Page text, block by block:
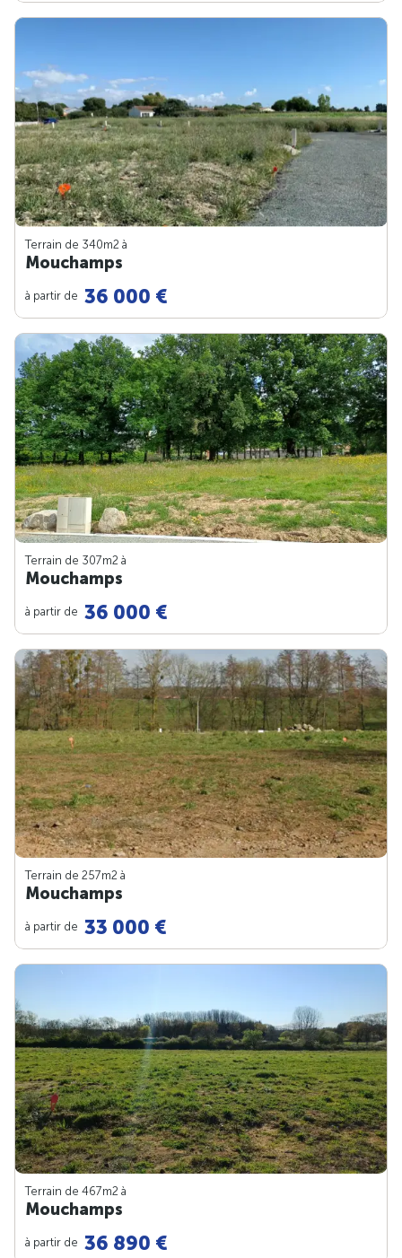
Terrain de 340m2 à
Mouchamps
à partir de 36 000 €
Terrain de 307m2 à
Mouchamps
à partir de 36 000 €
Terrain de 257m2 à
Mouchamps
à partir de 33 000 €
Terrain de 467m2 à
Mouchamps
à partir de 36 890 €